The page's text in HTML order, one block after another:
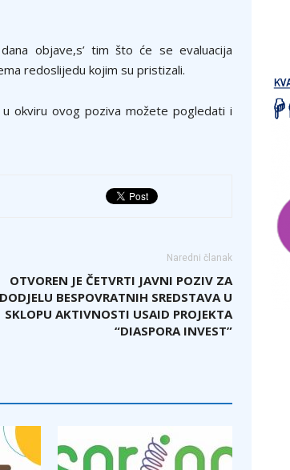
objave,s’ tim što će se evaluacija
redoslijedu kojim su pristizali.
okviru ovog poziva možete pogledati i
Naredni članak
OTVOREN JE ČETVRTI JAVNI POZIV ZA
DODJELU BESPOVRATNIH SREDSTAVA U
SKLOPU AKTIVNOSTI USAID PROJEKTA
“DIASPORA INVEST”